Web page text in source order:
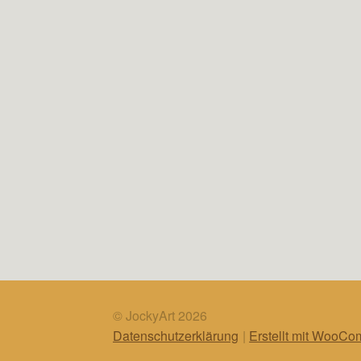
© JockyArt 2026
Datenschutzerklärung
Erstellt mit